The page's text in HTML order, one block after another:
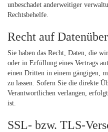
unbeschadet anderweitiger
Rechtsbehelfe.
Recht auf
Sie haben das Recht, Daten, die
oder in Erfüllung eines Vertrags
einen Dritten in einem gängigen,
zu lassen. Sofern Sie die direkte
Verantwortlichen verlangen,
ist.
SSL- bzw. TLS-